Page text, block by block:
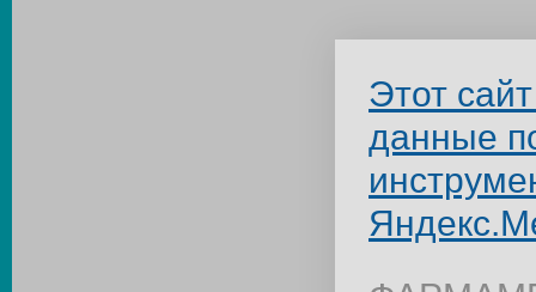
Этот
данные